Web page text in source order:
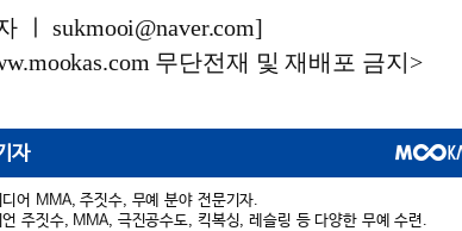
ㅣ sukmooi@naver.com]
무단전재 및 재배포 금지>
자
디어 MMA, 주짓수, 무예 분야 전문기자.
언 주짓수, MMA, 극진공수도, 킥복싱, 레슬링 등 다양한 무예 수련.